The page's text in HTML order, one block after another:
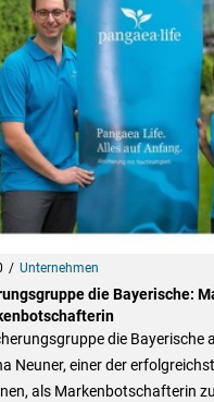
Unternehmen
die Bayerische:
die
Neuner, einer der
als Markenbotschafterin